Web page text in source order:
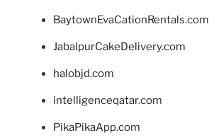
BaytownEvaCationRentals.com
JabalpurCakeDelivery.com
halobjd.com
intelligenceqatar.com
PikaPikaApp.com